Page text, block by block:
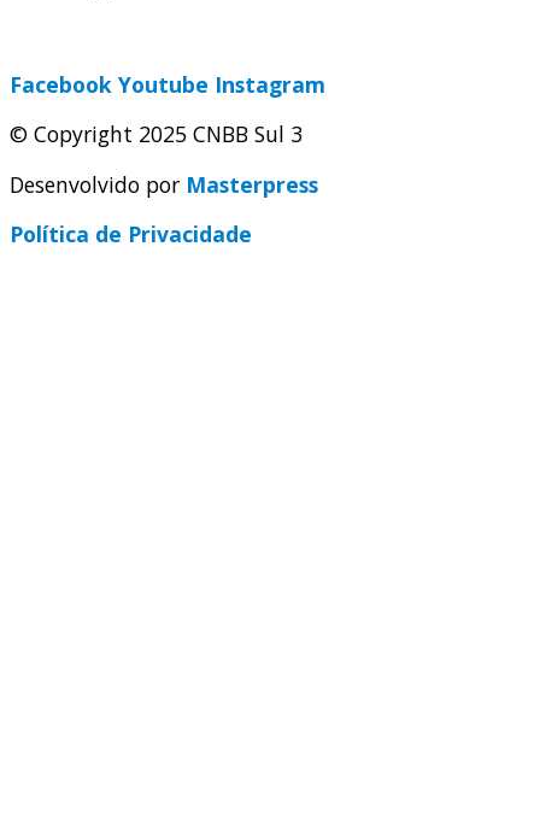
Facebook Youtube Instagram
© Copyright 2025 CNBB Sul 3
Desenvolvido por Masterpress
Política de Privacidade